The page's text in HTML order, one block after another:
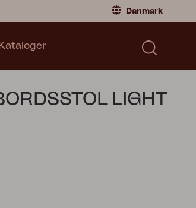
Danmark
Sverige Sweden
Kataloger
LIGHT